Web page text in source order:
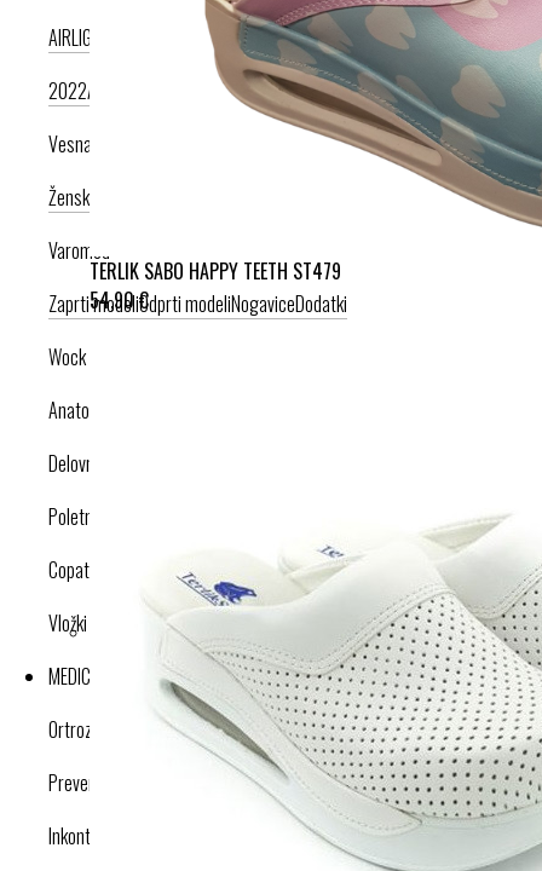
TERLIK SABO HAPPY TEETH ST479
54,90 €
AIRLIGHT PODPLAT II. NOVI
AIRLIGHT PODPLAT I. PRODUKT LETA
2022AIRLIGHT PODPLAT I. KRIŽNI PAŠČEKAIR PODPLAT
Vesna anatomic
Ženska kolekcija
Varomed
Zaprti modeliOdprti modeliNogaviceDodatki
Wock
Anatomska obutev
Delovna obutev s certifikatom
Poletna obutev
Copati
Vložki in dodatki
MEDICINSKI IZDELKI
Ortroze in opornice
Preventivne kompresijske nogavice
Inkontinenca